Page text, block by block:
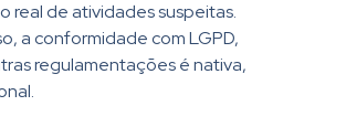
real de atividades suspeitas.
a conformidade com LGPD,
regulamentações é nativa,